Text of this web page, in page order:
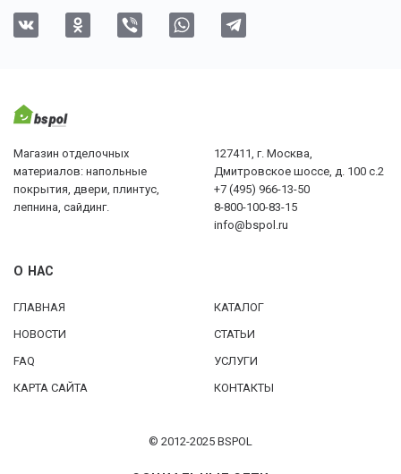
Магазин отделочных
материалов: напольные
покрытия, двери, плинтус,
лепнина, сайдинг.
127411, г. Москва,
Дмитровское шоссе, д. 100 с.2
+7 (495) 966-13-50
8-800-100-83-15
info@bspol.ru
О НАС
ГЛАВНАЯ
КАТАЛОГ
НОВОСТИ
СТАТЬИ
FAQ
УСЛУГИ
КАРТА САЙТА
КОНТАКТЫ
© 2012-2025 BSPOL